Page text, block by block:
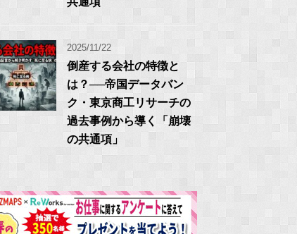
2025/11/22
倒産する会社の特徴と
は？──帝国データバン
ク・東京商工リサーチの
過去事例から導く「崩壊
の共通項」